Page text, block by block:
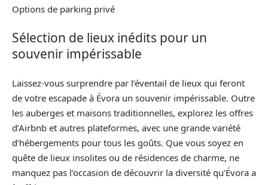
Options de parking privé
Sélection de lieux inédits pour un
souvenir impérissable
Laissez-vous surprendre par l’éventail de lieux qui feront
de votre escapade à Évora un souvenir impérissable. Outre
les auberges et maisons traditionnelles, explorez les offres
d’Airbnb et autres plateformes, avec une grande variété
d’hébergements pour tous les goûts. Que vous soyez en
quête de lieux insolites ou de résidences de charme, ne
manquez pas l’occasion de découvrir la diversité qu’Évora a